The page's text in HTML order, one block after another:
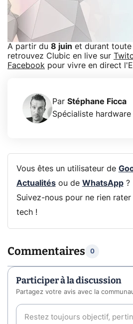
A partir du 8 juin et durant toute
retrouvez Clubic en live sur
Facebook pour vivre en direct
Par Stéphane Ficca
Spécialiste hardware
Vous êtes un utilisateur de
Actualitésou de WhatsApp?
Suivez-nous pour ne rien
tech !
Commentaires 0
Participer à la discussion
Partagez votre avis avec la